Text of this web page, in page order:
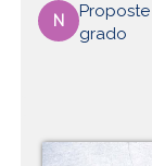
N
grado